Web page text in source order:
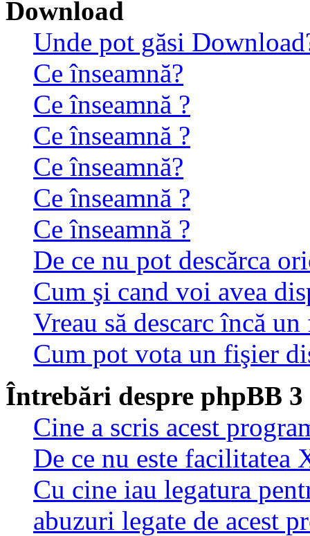
Download
Unde pot găsi
Ce înseamnă?
Ce înseamnă ?
Ce înseamnă ?
Ce înseamnă?
Ce înseamnă ?
Ce înseamnă ?
De ce nu pot descărca
Cum şi cand voi avea
Vreau să descarc încă
Cum pot vota un fişier
Întrebări despre phpBB 3
Cine a scris acest
De ce nu este facilitatea
Cu cine iau legatura
abuzuri legate de acest